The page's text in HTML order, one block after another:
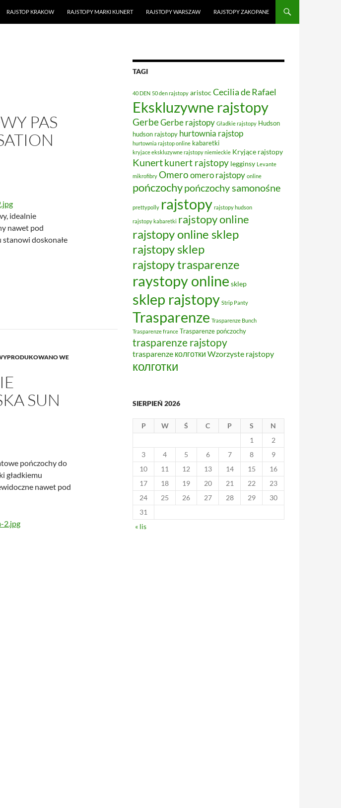
RAJSTOP KRAKOW RAJSTOPY MARKI KUNERT RAJSTOPY WARSZAW RAJSTOPY ZAKOPANE
PAS
idealnie
nawet pod
stanowi doskonałe
WE
SUN
pończochy do
gładkiemu
nawet pod
TAGI
40 DEN 50 den rajstopy aristoc Cecilia de Rafael
Ekskluzywne rajstopy
GerbeGerbe rajstopy Gładkie rajstopy Hudson
hudson rajstopy hurtownia rajstop
hurtownia rajstop online kabaretki
kryjace ekskluzywne rajstopy niemieckie Kryjące rajstopy
Kunertkunert rajstopy legginsy Levante
mikrofibry Omeroomero rajstopy online
pończochypończochy samonośne
prettypolly rajstopy rajstopy hudson
rajstopy kabaretki rajstopy online
rajstopy online sklep
rajstopy sklep
rajstopy trasparenze
raystopy online sklep
sklep rajstopy Strip Panty
Trasparenze Trasparenze Bunch
Trasparenze france Trasparenze pończochy
trasparenze rajstopy
trasparenze колготки Wzorzyste rajstopy
колготки
SIERPIEŃ 2026
P W Ś C P S
N
1
2
3
4 5 6 7 8
9
10
11 12 13 14 15
16
17
18 19 20 21 22
23
24
25 26 27 28 29
30
31
« lis